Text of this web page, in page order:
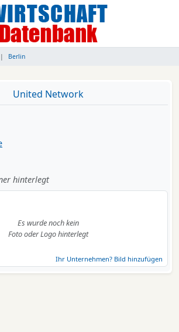
Berlin
United Network
hinterlegt
Es wurde noch kein
Foto oder Logo hinterlegt
Ihr Unternehmen? Bild hinzufügen